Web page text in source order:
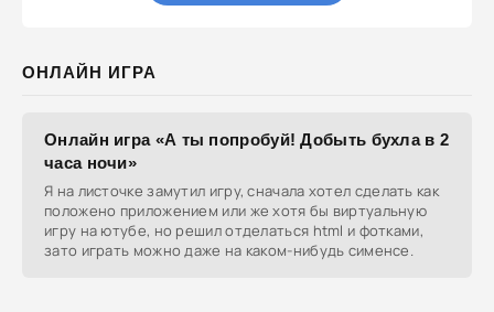
ОНЛАЙН ИГРА
Онлайн игра «А ты попробуй! Добыть бухла в 2
часа ночи»
Я на листочке замутил игру, сначала хотел сделать как
положено приложением или же хотя бы виртуальную
игру на ютубе, но решил отделаться html и фотками,
зато играть можно даже на каком-нибудь сименсе.